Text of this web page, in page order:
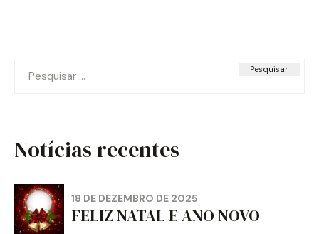
por:
Notícias recentes
18 DE DEZEMBRO DE 2025
FELIZ NATAL E ANO NOVO